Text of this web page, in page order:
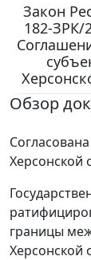
Закон
182-ЗРК/
Обзор
границы
Херсонской